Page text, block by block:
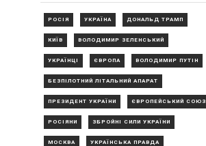
РОСІЯ УКРАЇНА ДОНАЛЬД ТРАМП
КИЇВ ВОЛОДИМИР ЗЕЛЕНСЬКИЙ
УКРАЇНЦІ ЄВРОПА ВОЛОДИМИР ПУТІН
БЕЗПІЛОТНИЙ ЛІТАЛЬНИЙ АПАРАТ
ПРЕЗИДЕНТ УКРАЇНИ ЄВРОПЕЙСЬКИЙ СОЮЗ
РОСІЯНИ ЗБРОЙНІ СИЛИ УКРАЇНИ
МОСКВА УКРАЇНСЬКА ПРАВДА